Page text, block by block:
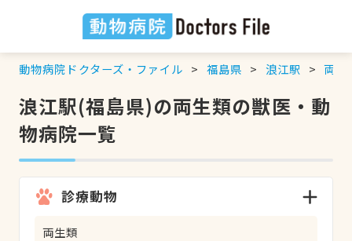
動物病院ドクターズ・ファイル 福島県 浪江駅 両生
浪江駅(福島県)の両生類の獣医・動
物病院一覧
診療動物
両生類